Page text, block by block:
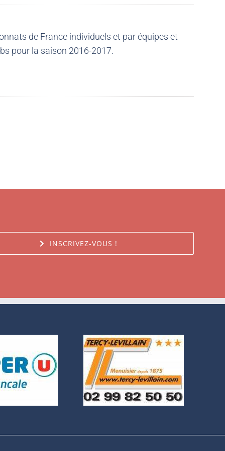
de France individuels et par équipes et
pour la saison 2016-2017.
INSCRIVEZ-VOUS !